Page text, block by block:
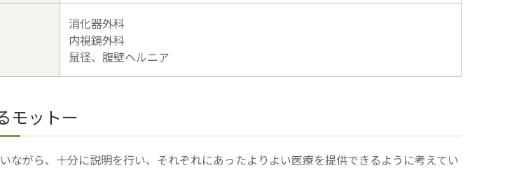
消化器外科
内視鏡外科
鼠径、腹壁ヘルニア
モットー
ながら、十分に説明を行い、それぞれにあったよりよい医療を提供できるように考えてい